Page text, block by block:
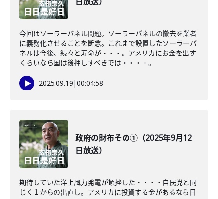
今回はソーラーパネル問題。ソーラーパネルの撤去を業者
に義務化させることを断念。これまで設置したソーラーパ
ネルは今後、続々と寿命が・・・。アメリカにお金を出す
くらいなら国は後押しすべきでは・・・・。
2025.09.19 |00:04:58
政府の財布その①（2025年9月12
日放送）
期待していた洋上風力発電が頓挫した・・・・自民党と同
じく１からの出直し。アメリカに投資する金があるなら日